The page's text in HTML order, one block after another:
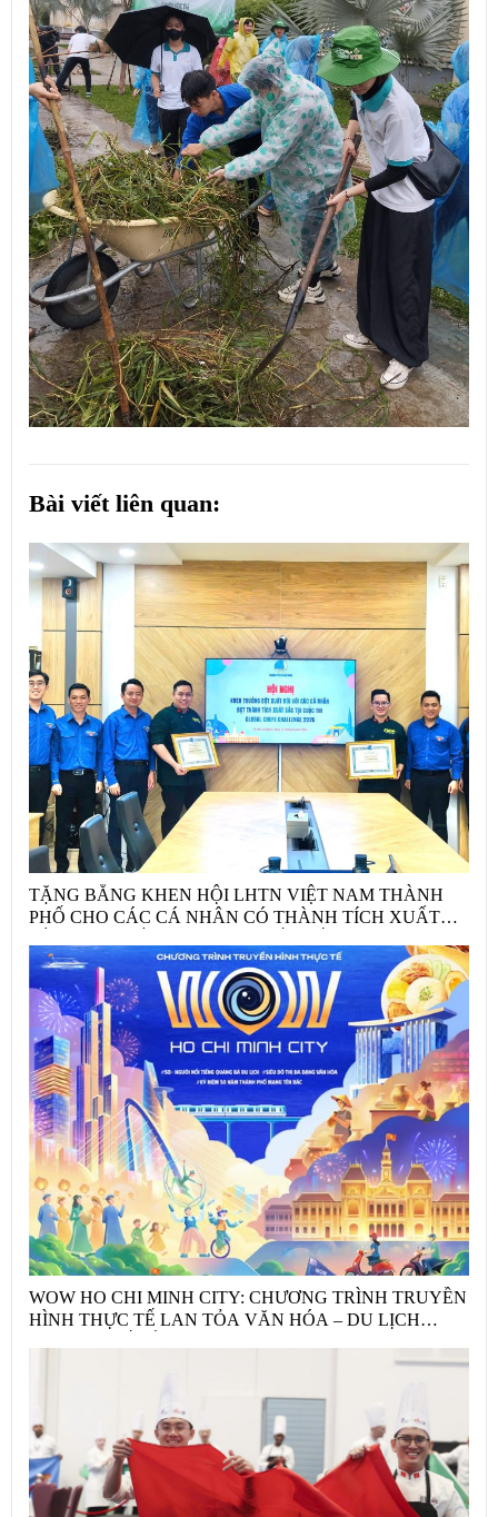
Bài viết liên quan:
TẶNG BẰNG KHEN HỘI LHTN VIỆT NAM THÀNH
PHỐ CHO CÁC CÁ NHÂN CÓ THÀNH TÍCH XUẤT
WOW HO CHI MINH CITY: CHƯƠNG TRÌNH TRUYỀN
HÌNH THỰC TẾ LAN TỎA VĂN HÓA – DU LỊCH
QUA PHONG TRÀO “TÔI YÊU TỔ QUỐC TÔI”